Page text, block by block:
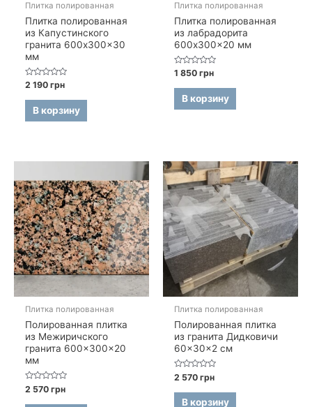
Плитка полированная
Плитка полированная
из Капустинского
гранита 600x300x30
мм
Оценка
из
2 190грн
В корзину
Плитка полированная
Плитка полированная
из лабрадорита
600x300x20 мм
Оценка
из
1 850грн
В корзину
Плитка полированная
Полированная плитка
из Межиричского
гранита 600×300×20
мм
Оценка
0
из
2 570грн
Плитка полированная
Полированная плитка
из гранита Дидковичи
60×30×2 см
Оценка
0
из
2 570грн
В корзину